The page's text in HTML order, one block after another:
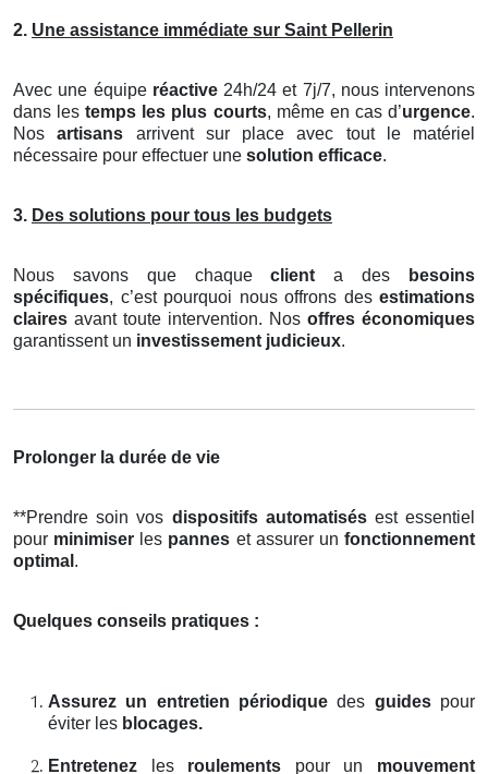
2. Une assistance immédiate sur Saint Pellerin
Avec une équipe réactive24h/24 et 7j/7, nous intervenons
dans lestemps les plus courts, même en cas d’urgence.
Nosartisans arrivent sur place avec tout le matériel
nécessaire pour effectuer une solution efficace.
3. Des solutions pour tous les budgets
Nous savons que chaqueclient a des
besoins
spécifiques, c’est pourquoi nous offrons des estimations
claires avant toute intervention. Nos offres économiques
garantissent un investissement judicieux.
Prolonger la durée de vie
**Prendre soin vos dispositifs automatisésest essentiel
pour minimiser les pannes et assurer unfonctionnement
optimal .
Quelques conseils pratiques :
Assurez un entretien périodique des guidespour
éviter les blocages.
Entretenez les roulements pour un mouvement